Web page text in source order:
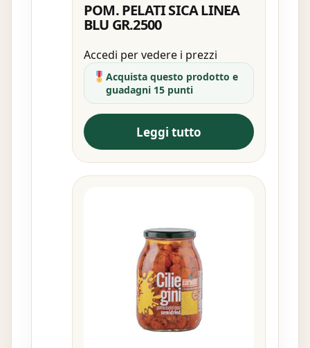
POM. PELATI SICA LINEA
BLU GR.2500
Accedi per vedere i prezzi
Acquista questo prodotto e
guadagni 15 punti
Leggi tutto